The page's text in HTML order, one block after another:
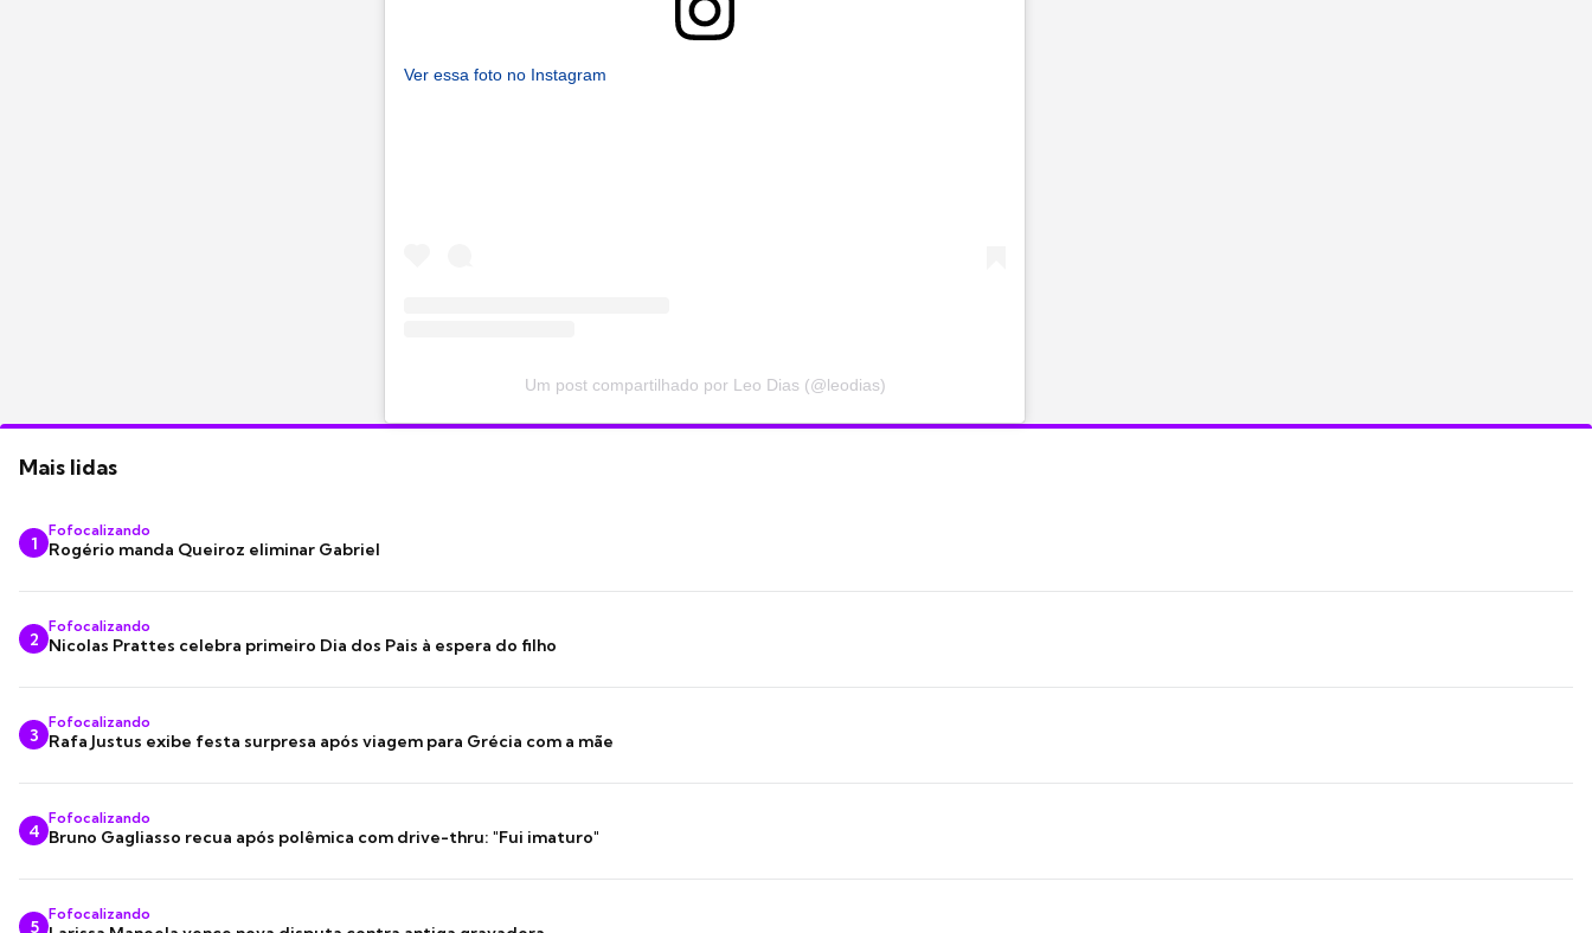
Ver essa foto no Instagram
Um post compartilhado por Leo Dias (@leodias)
Mais lidas
1
Fofocalizando
Rogério manda Queiroz eliminar Gabriel
2
Fofocalizando
Nicolas Prattes celebra primeiro Dia dos Pais à espera do filho
3
Fofocalizando
Rafa Justus exibe festa surpresa após viagem para Grécia com a mãe
4
Fofocalizando
Bruno Gagliasso recua após polêmica com drive-thru: "Fui imaturo"
5
Fofocalizando